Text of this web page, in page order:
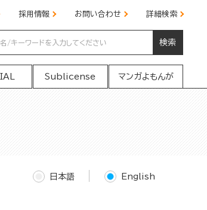
採用情報 お問い合わせ 詳細検索
検索
Sublicense マンガよもんが
日本語 English